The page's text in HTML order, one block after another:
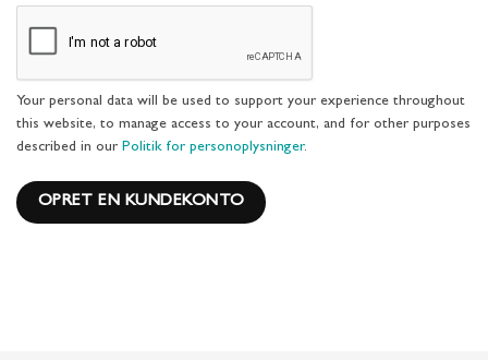
Your personal data will be used to support your experience throughout
this website, to manage access to your account, and for other purposes
described in our Politik for personoplysninger.
OPRET EN KUNDEKONTO